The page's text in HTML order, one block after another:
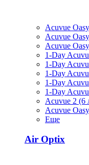
Acuvue
Acuvue
Acuvue
1-Day
1-Day
1-Day
1-Day
1-Day
Acuvue 2 (6
Acuvue
Еще
Air Optix